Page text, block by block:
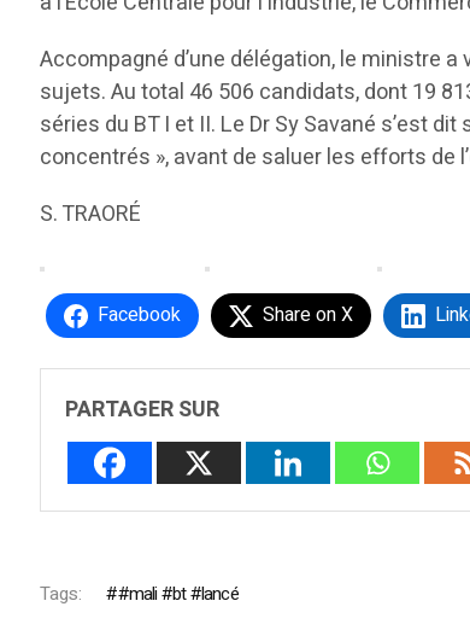
Accompagné d’une délégation, le ministre
sujets. Au total 46 506 candidats, dont 19
séries du BT I et II. Le Dr Sy Savané s’est
concentrés », avant de saluer les efforts de
S. TRAORÉ
Facebook Share on X
PARTAGER SUR
Tags: #mali #bt #lancé